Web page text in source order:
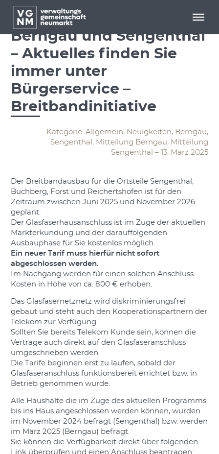
Menü überspringen
Menü überspringen
Glasfaserausbau in
Berngau und Sengenthal
– Aktuelles finden Sie
immer unter
Bürgerservice –
Breitbandinitiative
Kategorie: Allgemein, Neuigkeiten, Berngau,
Sengenthal, Mitteilung Berngau, Mitteilung
Sengenthal – 13. März 2025
Der Breitbandausbau für die Ortsteile Sengenthal,
Buchberg, Forst und Reichertshofen ist für den
Zeitraum zwischen Juni 2025 und November 2026
geplant.
Der Glasfaserhausanschluss ist im Zuge der aktuellen
Markterkundung und der darauffolgenden
Ausbauphase für Sie kostenlos möglich.
Ein neuer Tarif muss hierfür nicht sofort
abgeschlossen werden.
Im Nachgang werden für einen solchen Anschluss
Kosten in Höhe von ca. 800 € erhoben.
Das Glasfasernetznetz wird diskriminierungsfrei
gebaut und steht auch den Kooperationspartnern der
Telekom zur Verfügung.
Sollten Sie bereits Telekom Kunde sein, können die
Verträge auch direkt auf den Glasfaseranschluss
umgeschrieben werden.
Die Tarife beginnen erst zu laufen, sobald der
Glasfaseranschluss funktionsbereit errichtet bzw. in
Betrieb genommen wurde.
Alle Haushalte die im Zuge des aktuellen Programms
bis ins Haus angeschlossen werden können, wurden
im November 2024 befragt (Sengenthal) bzw. werden
im März 2025 (Berngau) befragt.
Sie können die Verfügbarkeit direkt über folgenden
Link überprüfen und einen Anschluss beantragen: